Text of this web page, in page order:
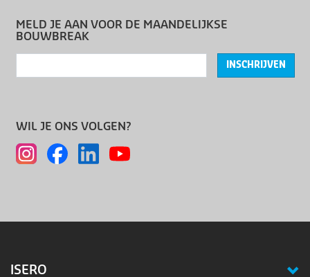
MELD JE AAN VOOR DE MAANDELIJKSE
BOUWBREAK
INSCHRIJVEN
WIL JE ONS VOLGEN?
ISERO